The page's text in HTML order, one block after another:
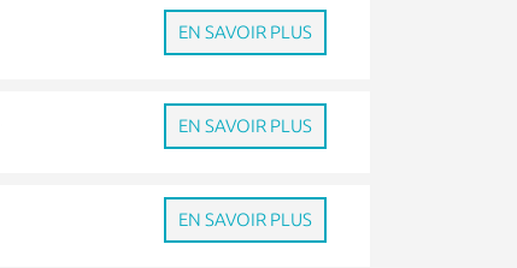
EN SAVOIR PLUS
EN SAVOIR PLUS
EN SAVOIR PLUS